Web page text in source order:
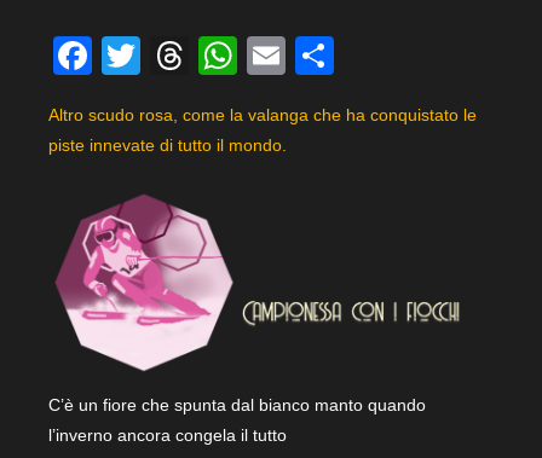
Facebook
TwitterThreads
WhatsApp
Email
Altro scudo rosa, come la valanga che ha conquistato le
piste innevate di tutto il mondo.
C’è un fiore che spunta dal bianco manto quando
l’inverno ancora congela il tutto